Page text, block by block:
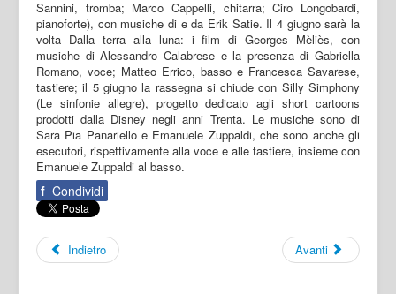
Sannini, tromba; Marco Cappelli, chitarra; Ciro Longobardi,
pianoforte), con musiche di e da Erik Satie. Il 4 giugno sarà la
volta Dalla terra alla luna: i film di Georges Mèliès, con
musiche di Alessandro Calabrese e la presenza di Gabriella
Romano, voce; Matteo Errico, basso e Francesca Savarese,
tastiere; il 5 giugno la rassegna si chiude con Silly Simphony
(Le sinfonie allegre), progetto dedicato agli short cartoons
prodotti dalla Disney negli anni Trenta. Le musiche sono di
Sara Pia Panariello e Emanuele Zuppaldi, che sono anche gli
esecutori, rispettivamente alla voce e alle tastiere, insieme con
Emanuele Zuppaldi al basso.
f Condividi
Indietro Avanti